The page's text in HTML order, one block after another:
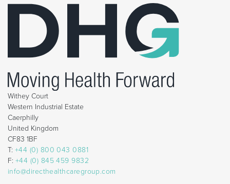
Withey Court
Western Industrial Estate
Caerphilly
United Kingdom
CF83 1BF
T: +44 (0) 800 043 0881
F: +44 (0) 845 459 9832
info@directhealthcaregroup.com